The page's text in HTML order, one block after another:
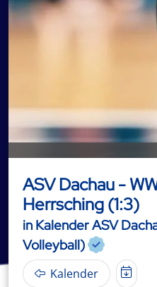
ASV Dachau -
Herrsching (1:3)
in Kalender ASV
Volleyball)
Kalender